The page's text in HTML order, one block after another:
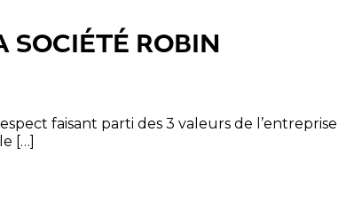
SOCIÉTÉ ROBIN
faisant parti des 3 valeurs de l’entreprise
[…]